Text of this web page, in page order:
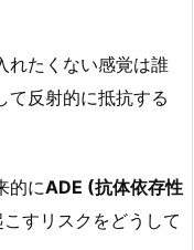
れたくない感覚は誰
て反射的に抵抗する
的にADE (抗体依存性
すリスクをどうして